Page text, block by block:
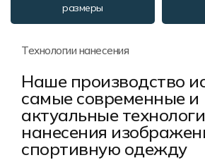
размеры
Технологии нанесения
Наше производство
самые современные и
актуальные
нанесения
спортивную одежду